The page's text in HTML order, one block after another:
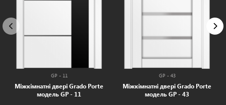
GP - 11
Міжкімнатні двері Grado Porte
модель GP - 11
GP - 43
Міжкімнатні двері Grado Porte
модель GP - 43